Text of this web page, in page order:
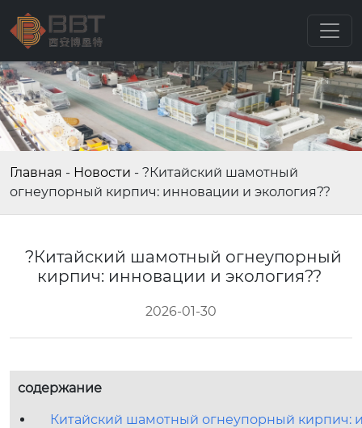
Главная - Новости - ?Китайский шамотный
огнеупорный кирпич: инновации и экология??
?Китайский шамотный огнеупорный
кирпич: инновации и экология??
2026-01-30
содержание
Китайский шамотный огнеупорный кирпич: